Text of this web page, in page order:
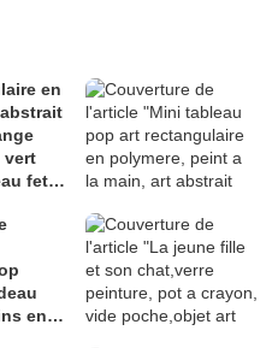
en
vert
fete
en